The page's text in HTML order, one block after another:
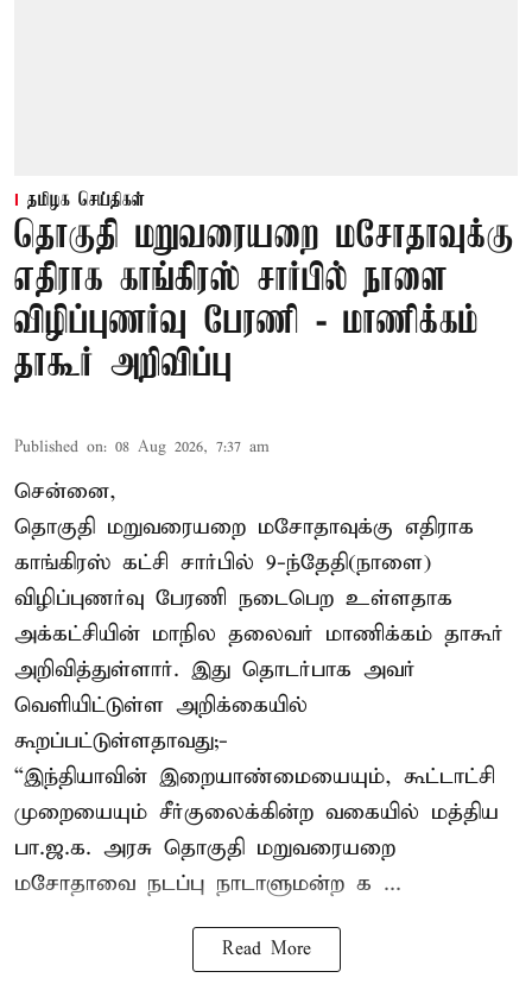
தமிழக செய்திகள்
தொகுதி மறுவரையறை மசோதாவுக்கு
எதிராக காங்கிரஸ் சார்பில் நாளை
விழிப்புணர்வு பேரணி - மாணிக்கம்
தாகூர் அறிவிப்பு
Published on: 08 Aug 2026, 7:37 am
சென்னை,
தொகுதி மறுவரையறை மசோதாவுக்கு எதிராக
காங்கிரஸ் கட்சி சார்பில் 9-ந்தேதி(நாளை)
விழிப்புணர்வு பேரணி நடைபெற உள்ளதாக
அக்கட்சியின் மாநில தலைவர் மாணிக்கம் தாகூர்
அறிவித்துள்ளார். இது தொடர்பாக அவர்
வெளியிட்டுள்ள அறிக்கையில்
கூறப்பட்டுள்ளதாவது;-
“இந்தியாவின் இறையாண்மையையும், கூட்டாட்சி
முறையையும் சீர்குலைக்கின்ற வகையில் மத்திய
பா.ஜ.க. அரசு தொகுதி மறுவரையறை
மசோதாவை நடப்பு நாடாளுமன்ற க ...
Read More